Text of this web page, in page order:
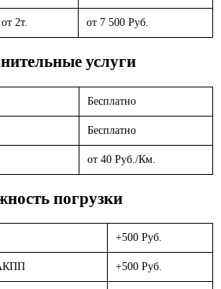
2т. от 7 500 Руб.
услуги
Бесплатно
Бесплатно
от 40 Руб./Км.
погрузки
+500 Руб.
+500 Руб.